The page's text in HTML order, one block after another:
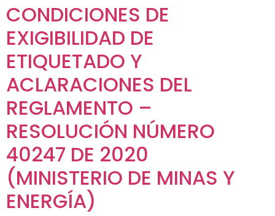
CONDICIONES DE
EXIGIBILIDAD DE
ETIQUETADO Y
ACLARACIONES DEL
REGLAMENTO –
RESOLUCIÓN NÚMERO
40247 DE 2020
(MINISTERIO DE MINAS Y
ENERGÍA)